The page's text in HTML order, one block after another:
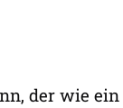
der wie